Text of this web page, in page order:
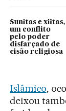
Sunitas e xiitas,
um conflito
pelo poder
disfarçado de
cisão religiosa
Islâmico,
deixou